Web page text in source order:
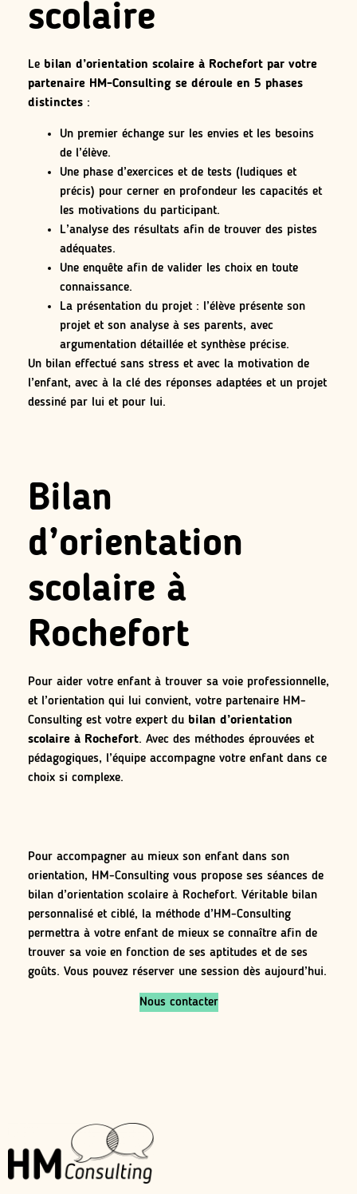
scolaire
Le bilan d’orientation scolaire à Rochefort par votre
partenaire HM-Consulting se déroule en 5 phases
distinctes :
Un premier échange sur les envies et les besoins
de l’élève.
Une phase d’exercices et de tests (ludiques et
précis) pour cerner en profondeur les capacités et
les motivations du participant.
L’analyse des résultats afin de trouver des pistes
adéquates.
Une enquête afin de valider les choix en toute
connaissance.
La présentation du projet : l’élève présente son
projet et son analyse à ses parents, avec
argumentation détaillée et synthèse précise.
Un bilan effectué sans stress et avec la motivation de
l’enfant, avec à la clé des réponses adaptées et un projet
dessiné par lui et pour lui.
Bilan
d’orientation
scolaire à
Rochefort
Pour aider votre enfant à trouver sa voie professionnelle,
et l’orientation qui lui convient, votre partenaire HM-
Consulting est votre expert du bilan d’orientation
scolaire à Rochefort. Avec des méthodes éprouvées et
pédagogiques, l’équipe accompagne votre enfant dans ce
choix si complexe.
Pour accompagner au mieux son enfant dans son
orientation, HM-Consulting vous propose ses séances de
bilan d’orientation scolaire à Rochefort. Véritable bilan
personnalisé et ciblé, la méthode d’HM-Consulting
permettra à votre enfant de mieux se connaître afin de
trouver sa voie en fonction de ses aptitudes et de ses
goûts. Vous pouvez réserver une session dès aujourd’hui.
Nous contacter